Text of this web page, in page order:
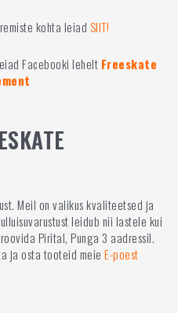
kohta leiad SIIT!
Facebooki lehelt Freeskate
Meil on valikus kvaliteetsed ja
leidub nii lastele kui
Pirital, Punga 3 aadressil.
ja osta tooteid meieE-poest